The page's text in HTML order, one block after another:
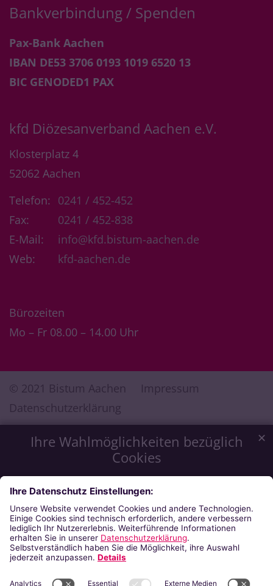
Ihre Wahlmöglichkeiten bezüglich
Cookies
Wir möchten Ihnen ein optimales Webseiten-Erlebnis zu
bieten. Dazu verwenden wir Cookies, die für das
Funktionieren unserer Website notwendig sind. Mit Ihrer
Zustimmung verwenden wir auch Cookies, die zur Anzeige
externer Inhalte oder zu anonymen Statistikzwecken genutzt
werden. Sie können selbst entscheiden, welche Kategorien
Sie zulassen möchten. Bitte beachten Sie, dass auf Basis Ihrer
Einstellungen womöglich nicht mehr alle Funktionalitäten der
✕
Bankverbindung / Spenden
Pax-Bank Aachen
IBAN DE53 3706 0193 1019 6520 13
BIC GENODED1 PAX
kfd Diözesanverband Aachen e.V.
Klosterplatz 4
52062 Aachen
Telefon: 0241 / 452-452
Fax:
0241 / 452-838
E-Mail:
info@kfd.bistum-aachen.de
Web:
kfd-aachen.de
Bürozeiten
Mo – Fr 08.00 – 14.00 Uhr
© 2021 Bistum Aachen
Impressum
Datenschutzerklärung